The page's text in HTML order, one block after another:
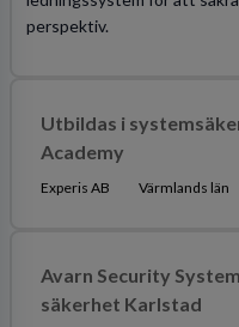
perspektiv.
Utbildas i
Academy
Experis AB Värmlands län
Avarn Security
säkerhet Karlstad